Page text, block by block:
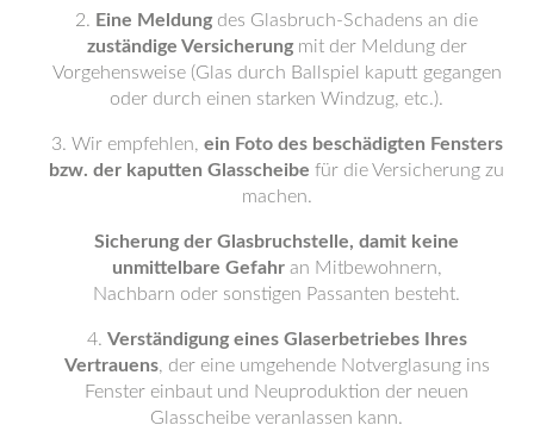
Eine Meldung des Glasbruch-Schadens an die
zuständige Versicherungmit der Meldung der
Vorgehensweise (Glas durch Ballspiel kaputt gegangen
oder durch einen starken Windzug, etc.).
Wir empfehlen, ein Foto des beschädigten Fensters
bzw. der kaputten Glasscheibe für die Versicherung zu
machen.
Sicherung der Glasbruchstelle, damit keine
unmittelbare Gefahran Mitbewohnern,
Nachbarn oder sonstigen Passanten besteht.
Verständigung eines Glaserbetriebes Ihres
Vertrauens, der eine umgehende Notverglasung ins
Fenster einbaut und Neuproduktion der neuen
Glasscheibe veranlassen kann.